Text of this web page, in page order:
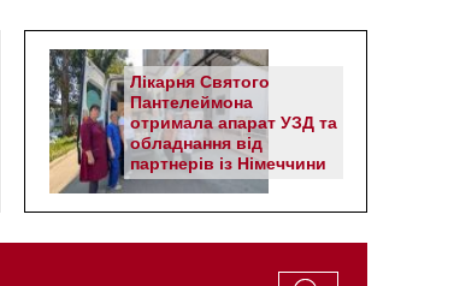
Лікарня Святого
Пантелеймона
отримала апарат УЗД та
обладнання від
партнерів із Німеччини